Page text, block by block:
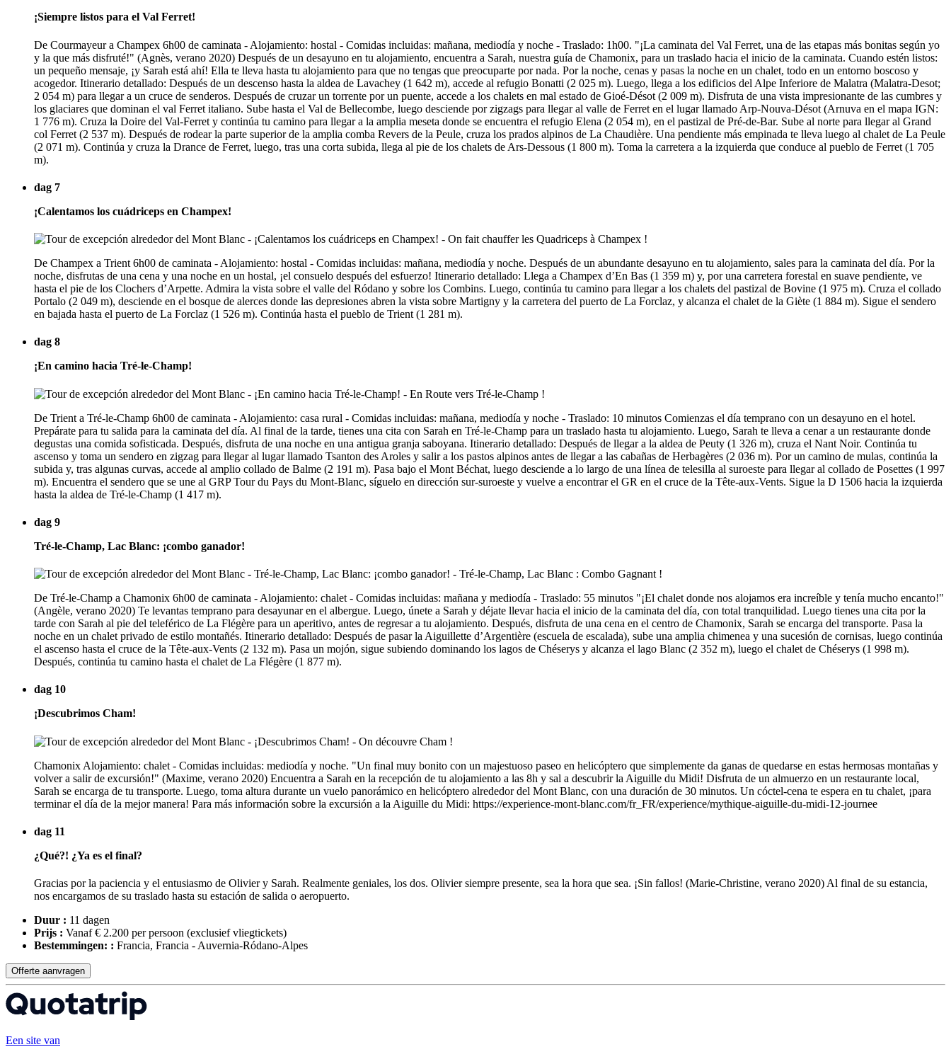
¡Siempre listos para el Val Ferret!
De Courmayeur a Champex 6h00 de caminata - Alojamiento: hostal - Comidas incluidas: mañana, mediodía y noche - Traslado: 1h00. "¡La caminata del Val Ferret, una de las etapas más bonitas según yo
y la que más disfruté!" (Agnès, verano 2020) Después de un desayuno en tu alojamiento, encuentra a Sarah, nuestra guía de Chamonix, para un traslado hacia el inicio de la caminata. Cuando estén listos:
un pequeño mensaje, ¡y Sarah está ahí! Ella te lleva hasta tu alojamiento para que no tengas que preocuparte por nada. Por la noche, cenas y pasas la noche en un chalet, todo en un entorno boscoso y
acogedor. Itinerario detallado: Después de un descenso hasta la aldea de Lavachey (1 642 m), accede al refugio Bonatti (2 025 m). Luego, llega a los edificios del Alpe Inferiore de Malatra (Malatra-Desot;
2 054 m) para llegar a un cruce de senderos. Después de cruzar un torrente por un puente, accede a los chalets en mal estado de Gioé-Désot (2 009 m). Disfruta de una vista impresionante de las cumbres y
los glaciares que dominan el val Ferret italiano. Sube hasta el Val de Bellecombe, luego desciende por zigzags para llegar al valle de Ferret en el lugar llamado Arp-Nouva-Désot (Arnuva en el mapa IGN:
1 776 m). Cruza la Doire del Val-Ferret y continúa tu camino para llegar a la amplia meseta donde se encuentra el refugio Elena (2 054 m), en el pastizal de Pré-de-Bar. Sube al norte para llegar al Grand
col Ferret (2 537 m). Después de rodear la parte superior de la amplia comba Revers de la Peule, cruza los prados alpinos de La Chaudière. Una pendiente más empinada te lleva luego al chalet de La Peule
(2 071 m). Continúa y cruza la Drance de Ferret, luego, tras una corta subida, llega al pie de los chalets de Ars-Dessous (1 800 m). Toma la carretera a la izquierda que conduce al pueblo de Ferret (1 705
m).
dag 7
¡Calentamos los cuádriceps en Champex!
De Champex a Trient 6h00 de caminata - Alojamiento: hostal - Comidas incluidas: mañana, mediodía y noche. Después de un abundante desayuno en tu alojamiento, sales para la caminata del día. Por la
noche, disfrutas de una cena y una noche en un hostal, ¡el consuelo después del esfuerzo! Itinerario detallado: Llega a Champex d’En Bas (1 359 m) y, por una carretera forestal en suave pendiente, ve
hasta el pie de los Clochers d’Arpette. Admira la vista sobre el valle del Ródano y sobre los Combins. Luego, continúa tu camino para llegar a los chalets del pastizal de Bovine (1 975 m). Cruza el collado
Portalo (2 049 m), desciende en el bosque de alerces donde las depresiones abren la vista sobre Martigny y la carretera del puerto de La Forclaz, y alcanza el chalet de la Giète (1 884 m). Sigue el sendero
en bajada hasta el puerto de La Forclaz (1 526 m). Continúa hasta el pueblo de Trient (1 281 m).
dag 8
¡En camino hacia Tré-le-Champ!
De Trient a Tré-le-Champ 6h00 de caminata - Alojamiento: casa rural - Comidas incluidas: mañana, mediodía y noche - Traslado: 10 minutos Comienzas el día temprano con un desayuno en el hotel.
Prepárate para tu salida para la caminata del día. Al final de la tarde, tienes una cita con Sarah en Tré-le-Champ para un traslado hasta tu alojamiento. Luego, Sarah te lleva a cenar a un restaurante donde
degustas una comida sofisticada. Después, disfruta de una noche en una antigua granja saboyana. Itinerario detallado: Después de llegar a la aldea de Peuty (1 326 m), cruza el Nant Noir. Continúa tu
ascenso y toma un sendero en zigzag para llegar al lugar llamado Tsanton des Aroles y salir a los pastos alpinos antes de llegar a las cabañas de Herbagères (2 036 m). Por un camino de mulas, continúa la
subida y, tras algunas curvas, accede al amplio collado de Balme (2 191 m). Pasa bajo el Mont Béchat, luego desciende a lo largo de una línea de telesilla al suroeste para llegar al collado de Posettes (1 997
m). Encuentra el sendero que se une al GRP Tour du Pays du Mont-Blanc, síguelo en dirección sur-suroeste y vuelve a encontrar el GR en el cruce de la Tête-aux-Vents. Sigue la D 1506 hacia la izquierda
hasta la aldea de Tré-le-Champ (1 417 m).
dag 9
Tré-le-Champ, Lac Blanc: ¡combo ganador!
De Tré-le-Champ a Chamonix 6h00 de caminata - Alojamiento: chalet - Comidas incluidas: mañana y mediodía - Traslado: 55 minutos "¡El chalet donde nos alojamos era increíble y tenía mucho encanto!"
(Angèle, verano 2020) Te levantas temprano para desayunar en el albergue. Luego, únete a Sarah y déjate llevar hacia el inicio de la caminata del día, con total tranquilidad. Luego tienes una cita por la
tarde con Sarah al pie del teleférico de La Flégère para un aperitivo, antes de regresar a tu alojamiento. Después, disfruta de una cena en el centro de Chamonix, Sarah se encarga del transporte. Pasa la
noche en un chalet privado de estilo montañés. Itinerario detallado: Después de pasar la Aiguillette d’Argentière (escuela de escalada), sube una amplia chimenea y una sucesión de cornisas, luego continúa
el ascenso hasta el cruce de la Tête-aux-Vents (2 132 m). Pasa un mojón, sigue subiendo dominando los lagos de Chéserys y alcanza el lago Blanc (2 352 m), luego el chalet de Chéserys (1 998 m).
Después, continúa tu camino hasta el chalet de La Flégère (1 877 m).
dag 10
¡Descubrimos Cham!
Chamonix Alojamiento: chalet - Comidas incluidas: mediodía y noche. "Un final muy bonito con un majestuoso paseo en helicóptero que simplemente da ganas de quedarse en estas hermosas montañas y
volver a salir de excursión!" (Maxime, verano 2020) Encuentra a Sarah en la recepción de tu alojamiento a las 8h y sal a descubrir la Aiguille du Midi! Disfruta de un almuerzo en un restaurante local,
Sarah se encarga de tu transporte. Luego, toma altura durante un vuelo panorámico en helicóptero alrededor del Mont Blanc, con una duración de 30 minutos. Un cóctel-cena te espera en tu chalet, ¡para
terminar el día de la mejor manera! Para más información sobre la excursión a la Aiguille du Midi: https://experience-mont-blanc.com/fr_FR/experience/mythique-aiguille-du-midi-12-journee
dag 11
¿Qué?! ¿Ya es el final?
Gracias por la paciencia y el entusiasmo de Olivier y Sarah. Realmente geniales, los dos. Olivier siempre presente, sea la hora que sea. ¡Sin fallos! (Marie-Christine, verano 2020) Al final de su estancia,
nos encargamos de su traslado hasta su estación de salida o aeropuerto.
Duur : 11 dagen
Prijs : Vanaf € 2.200 per persoon (exclusief vliegtickets)
Bestemmingen: : Francia, Francia - Auvernia-Ródano-Alpes
Offerte aanvragen
Een site van